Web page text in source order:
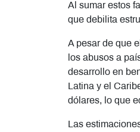
Al sumar estos
que debilita
A pesar de que
los abusos a
desarrollo en
Latina y el
dólares, lo que
Las